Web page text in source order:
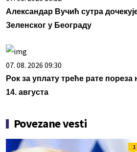
Александар Вучић сутра
Зеленског у Београду
07. 08. 2026 09:30
Рок за уплату треће рате
14. августа
Povezane vesti
1